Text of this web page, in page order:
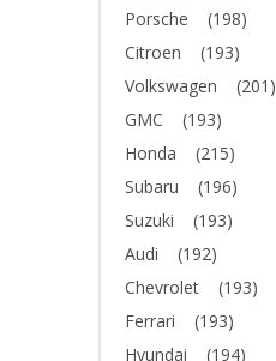
Porsche
(198)
Citroen
(193)
Volkswagen
(201)
GMC
(193)
Honda
(215)
Subaru
(196)
Suzuki
(193)
Audi
(192)
Chevrolet
(193)
Ferrari
(193)
Hyundai
(194)